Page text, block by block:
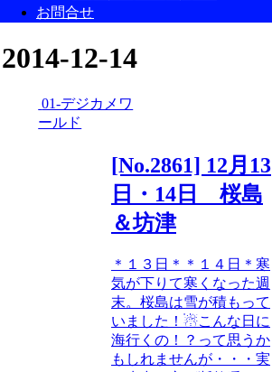
お問合せ
2014-12-14
01-デジカメワ
ールド
[No.2861] 12月13
日・14日 桜島
＆坊津
＊１３日＊＊１４日＊寒
気が下りて寒くなった週
末。桜島は雪が積もって
いました！☃こんな日に
海行くの！？って思うか
もしれませんが・・・実